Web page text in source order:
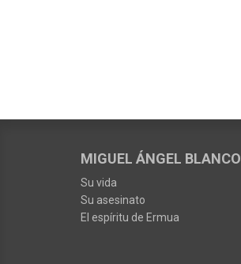
MIGUEL ÁNGEL BLANCO
Su vida
Su asesinato
El espíritu de Ermua